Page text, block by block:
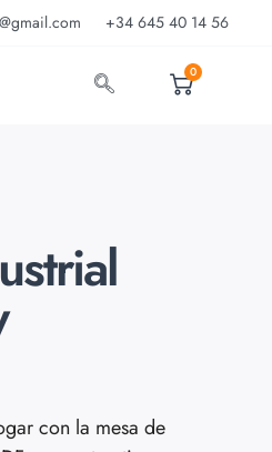
+34 645 40 14 56
0
con la mesa de